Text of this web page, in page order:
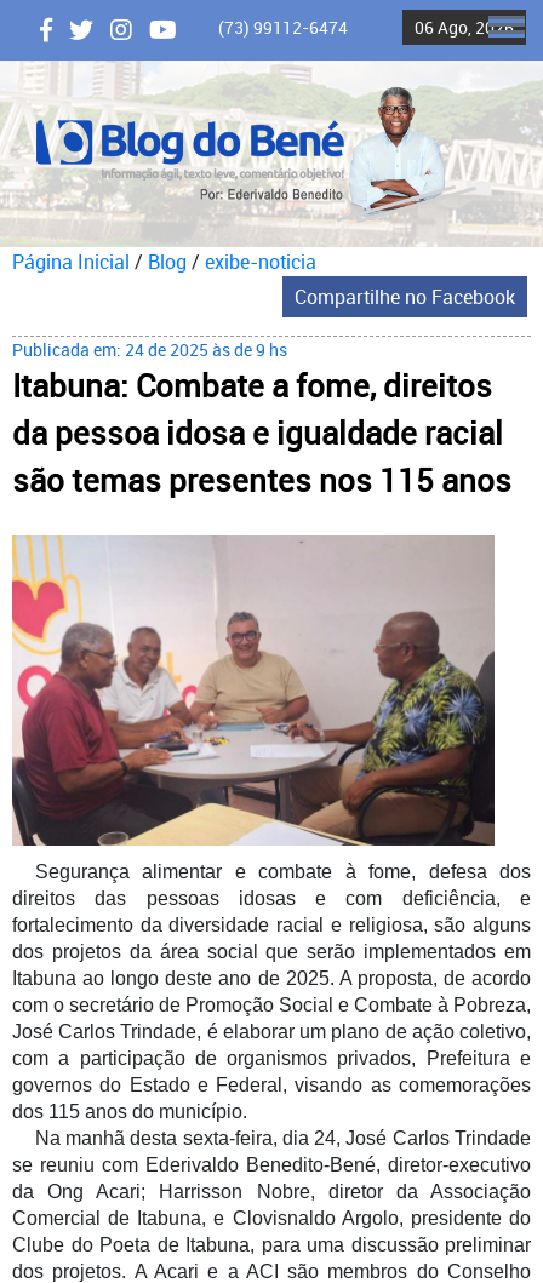
(73) 99112-6474 06 Ago, 2026
Página Inicial / Blog / exibe-noticia
Compartilhe no Facebook
Publicada em: 24 de 2025 às de 9 hs
Itabuna: Combate a fome, direitos
da pessoa idosa e igualdade racial
são temas presentes nos 115 anos
Segurança alimentar e combate à fome, defesa dos
direitos das pessoas idosas e com deficiência, e
fortalecimento da diversidade racial e religiosa,são alguns
dos projetos da área social que serão implementados em
Itabuna ao longo deste ano de 2025. A proposta, de acordo
com o secretário de Promoção Social e Combate à Pobreza,
José Carlos Trindade, é elaborar um plano de ação coletivo,
com a participação de organismos privados, Prefeitura e
governos do Estado e Federal, visando as comemorações
dos 115 anos do município.
Na manhã desta sexta-feira, dia 24, José Carlos Trindade
se reuniu com Ederivaldo Benedito-Bené, diretor-executivo
da Ong Acari; Harrisson Nobre, diretor da Associação
Comercial de Itabuna, e Clovisnaldo Argolo, presidente do
Clube do Poeta de Itabuna, para uma discussão preliminar
dos projetos. A Acari e a ACI são membros do Conselho